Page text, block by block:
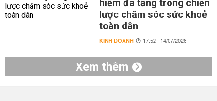
hiểm đa tầng trong chiến
lược chăm sóc sức khoẻ
toàn dân
KINH DOANH 17:52 | 14/07/2026
Xem thêm